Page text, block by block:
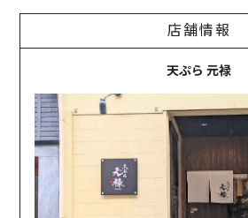
店舗情報
天ぷら 元禄